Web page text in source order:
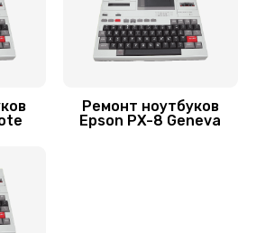
аккумулятора
620 руб.
ноутбука Epson
Ремонт ноутбуков
Epson PX-8 Geneva